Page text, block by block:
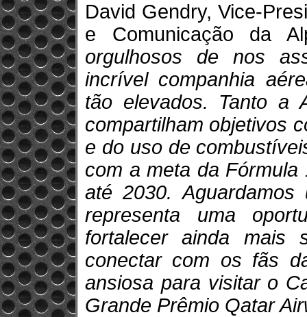
David Gendry, Vice-
e Comunicação da
orgulhosos de nos
incrível companhia
tão elevados. Tanto a
compartilham objetivos
e do uso de
com a meta da
até 2030. Aguardamos
representa uma
fortalecer ainda
conectar com os fãs
ansiosa para visitar o
Grande Prêmio Qatar